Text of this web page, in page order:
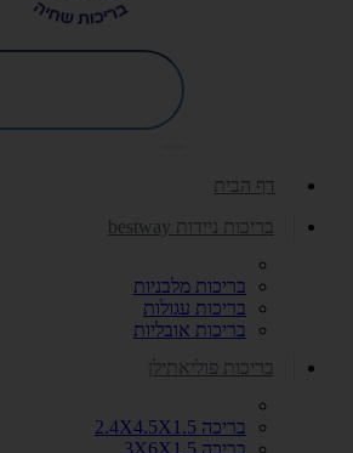
דף הבית
בריכות ניידות bestway
בריכות מלבניות
בריכות עגולות
בריכות אובליות
בריכות פוליאתילן
בריכה 2.4X4.5X1.5
בריכה 3X6X1.5